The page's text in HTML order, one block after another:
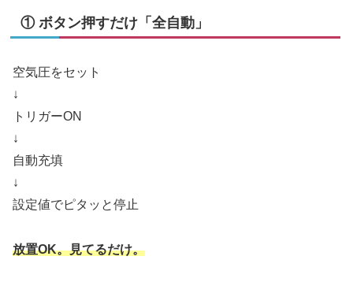
① ボタン押すだけ「全自動」
空気圧をセット
↓
トリガーON
↓
自動充填
↓
設定値でピタッと停止
放置OK。見てるだけ。